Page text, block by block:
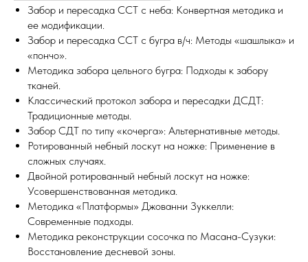
Забор и пересадка ССТ с неба: Конвертная методика и
ее модификации.
Забор и пересадка ССТ с бугра в/ч: Методы «шашлыка» и
«пончо».
Методика забора цельного бугра: Подходы к забору
тканей.
Классический протокол забора и пересадки ДСДТ:
Традиционные методы.
Забор СДТ по типу «кочерга»: Альтернативные методы.
Ротированный небный лоскут на ножке: Применение в
сложных случаях.
Двойной ротированный небный лоскут на ножке:
Усовершенствованная методика.
Методика «Платформы» Джованни Зуккелли:
Современные подходы.
Методика реконструкции сосочка по Масана-Сузуки:
Восстановление десневой зоны.